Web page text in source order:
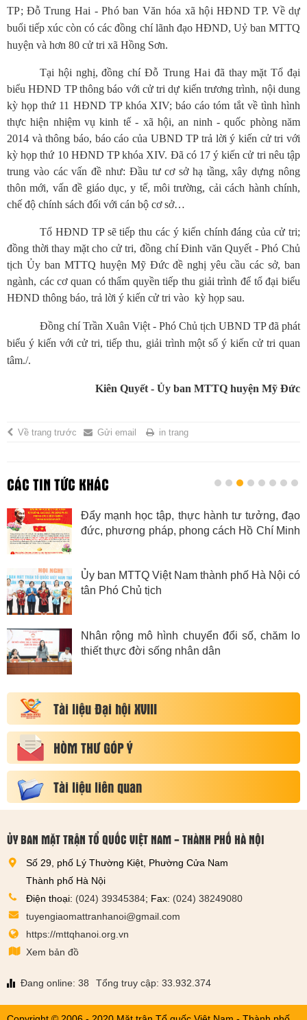
TP; Đỗ Trung Hai - Phó ban Văn hóa xã hội HĐND TP.Về dự
buổi tiếp xúc còn có các đồng chí lãnh đạo HĐND, Uỷ ban MTTQ
huyện và hơn 80 cử tri xã Hồng Sơn.
Tại hội nghị, đồng chíĐỗ Trung Hai đã thay mặt Tổ đại
biểu HĐND TP thông báo với cử tri dự kiến trương trình, nội dung
kỳ họp thứ 11 HĐND TP khóa XIV; báo cáo tóm tắt về tình hình
thực hiện nhiệm vụ kinh tế - xã hội, an ninh - quốc phòng năm
2014 và thông báo, báo cáo của UBND TP trả lời ý kiến cử tri với
kỳ họp thứ 10 HĐND TP khóa XIV. Đã có 17 ý kiến cử tri nêu tập
trung vào các vấn đề như: Đầu tư cơ sở hạ tầng, xây dựng nông
thôn mới, vấn đề giáo dục, y tế, môi trường, cải cách hành chính,
chế độ chính sách đối với cán bộ cơ sở…
Tổ HĐND TP sẽ tiếp thu các ý kiến chính đáng của cử tri;
đồng thời thay mặt cho cử tri, đồng chí Đinh văn Quyết - Phó Chủ
tịch Ủy ban MTTQ huyện Mỹ Đức đề nghị yêu cầu các sở, ban
ngành, các cơ quan có thẩm quyền tiếp thu giải trình để tổ đại biểu
HĐND thông báo, trả lời ý kiến cử tri vào kỳ họp sau.
Đồng chí Trần Xuân Việt - Phó Chủ tịch UBND TP đã phát
biểu ý kiến với cử tri, tiếp thu, giải trình một số ý kiến cử tri quan
tâm./.
Kiên Quyết - Ủy ban MTTQ huyện Mỹ Đức
Về trang trước Gửi email in trang
CÁC TIN TỨC KHÁC
Đẩy mạnh học tập, thực hành tư tưởng, đạo
đức, phương pháp, phong cách Hồ Chí Minh
Ủy ban MTTQ Việt Nam thành phố Hà Nội có
tân Phó Chủ tịch
Nhân rộng mô hình chuyển đổi số, chăm lo
thiết thực đời sống nhân dân
Tài liệu Đại hội XVIII
HÒM THƯ GÓP Ý
Tài liệu liên quan
ỦY BAN MẶT TRẬN TỔ QUỐC VIỆT NAM - THÀNH PHỐ HÀ NỘI
Số 29, phố Lý Thường Kiệt, Phường Cửa Nam
Thành phố Hà Nội
Điện thoại: (024) 39345384; Fax: (024) 38249080
tuyengiaomattranhanoi@gmail.com
https://mttqhanoi.org.vn
Xem bản đồ
Đang online: 38 Tổng truy cập: 33.932.374